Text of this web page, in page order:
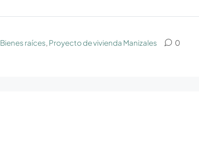
Bienes raíces, Proyecto de vivienda Manizales 0